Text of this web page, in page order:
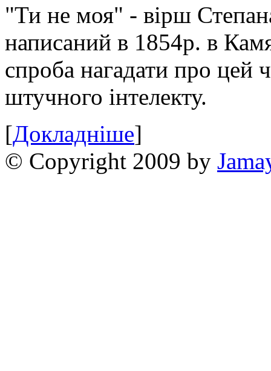
"Ти не моя" - вірш
написаний в 1854р. в
спроба нагадати про цей
штучного інтелекту.
[Докладніше]
© Copyright 2009 by